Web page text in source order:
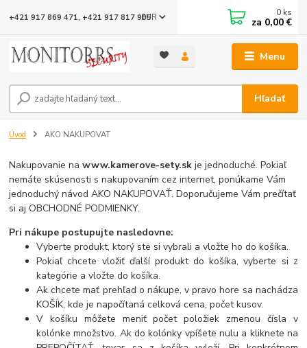
Menu
EUR
Hľadať
+421 917 869 471, +421 917 817 905 0 ks
za 0,00 €
Úvod AKO NAKUPOVAT
Nakupovanie nawww.kamerove-sety.sk je jednoduché. Pokiaľ
nemáte skúsenosti s nakupovaním cez internet, ponúkame Vám
jednoduchý návod AKO NAKUPOVAŤ. Doporučujeme Vám prečítať
si aj OBCHODNÉ PODMIENKY.
Pri nákupe postupujte nasledovne:
Vyberte produkt, ktorý ste si vybrali a vložte ho do košíka.
Pokiaľ chcete vložiť ďalší produkt do košíka, vyberte si z
kategórie a vložte do košíka.
Ak chcete mať prehľad o nákupe, v pravo hore sa nachádza
KOŠÍK, kde je napočítaná celková cena, počet kusov.
V košíku môžete meniť počet položiek zmenou čísla v
kolónke množstvo. Ak do kolónky vpíšete nulu a kliknete na